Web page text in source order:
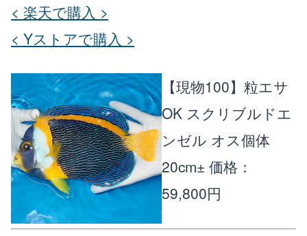
< 楽天で購入 >
< Yストアで購入 >
【現物100】粒エサ
OK スクリブルドエ
ンゼル オス個体
20cm± 価格：
59,800円